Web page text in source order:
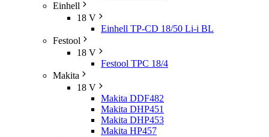
Einhell
18 V
Einhell TP-CD 18/50 Li-i BL
Festool
18 V
Festool TPC 18/4
Makita
18 V
Makita DDF482
Makita DHP451
Makita DHP453
Makita HP457